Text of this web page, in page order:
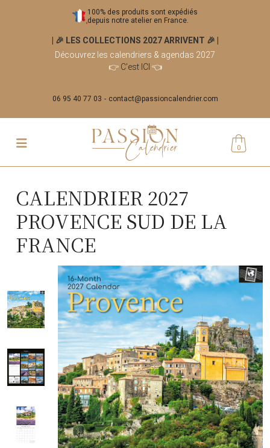
100% des produits sont expédiés
depuis notre atelier en France.
| 🎉 LES COLLECTIONS 2027 ARRIVENT 🎉
Découvrez les calendriers & agendas 2027
👉 C'est ICI 👈
06 95 40 77 03 contact@passioncalendrier.com
0
CALENDRIER 2027
PROVENCE SUD DE LA
FRANCE